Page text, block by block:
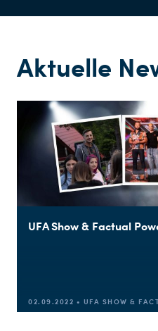
Aktuelle
UFA Show & Factual
02.09.2022 • UFA SHOW &